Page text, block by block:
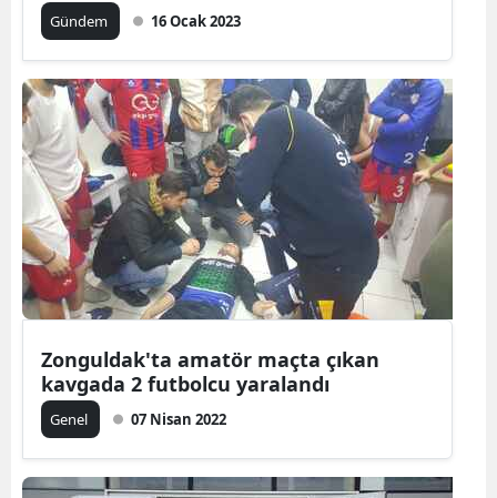
Gündem 16 Ocak 2023
Zonguldak'ta amatör maçta çıkan
kavgada 2 futbolcu yaralandı
Genel 07 Nisan 2022